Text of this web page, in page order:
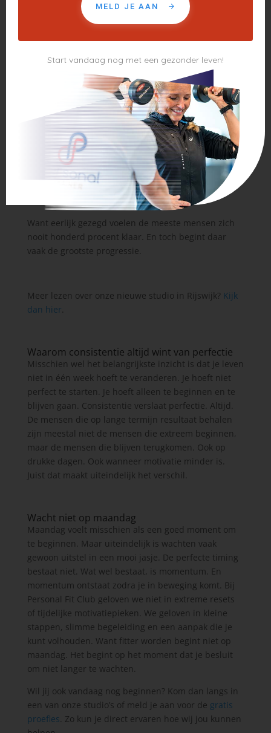
Daardoor verdwijnt een groot deel van de mentale
drempel. Je hoeft niet perfect voorbereid te zijn om
te beginnen. Je hoeft alleen bereid te zijn om die
eerste stap te zetten.
Het echte verschil zit niet in maandag
Mensen denken vaak dat verandering begint op een
specifieke dag. Maar het echte verschil zit niet in
maandag. Het verschil zit in het moment waarop je
besluit om niet langer te wachten.
Niet wachten tot je meer motivatie hebt.
Niet wachten tot je agenda rustiger wordt.
Niet wachten tot je “er klaar voor bent”.
Want eerlijk gezegd voelen de meeste mensen zich
nooit honderd procent klaar. En toch begint daar
vaak de grootste progressie.
Meer lezen over onze nieuwe studio in Rijswijk? Kijk
dan hier.
Waarom consistentie altijd wint van perfectie
Misschien wel het belangrijkste inzicht is dat je leven
niet in één week hoeft te veranderen. Je hoeft niet
perfect te starten. Je hoeft alleen te beginnen en te
blijven gaan. Consistentie verslaat perfectie. Altijd.
De mensen die op lange termijn resultaat behalen
zijn meestal niet de mensen die extreem beginnen,
maar de mensen die blijven terugkomen. Ook op
drukke dagen. Ook wanneer motivatie minder is.
Juist dat maakt uiteindelijk het verschil.
Wacht niet op maandag
Maandag voelt misschien als een goed moment om
te beginnen. Maar uiteindelijk is wachten vaak
gewoon uitstel in een mooi jasje. De perfecte timing
bestaat niet. Wat wel bestaat, is momentum. En
momentum ontstaat zodra je in beweging komt. Bij
Personal Fit Club geloven we niet in extreme resets
of tijdelijke motivatiepieken. We geloven in kleine
stappen, slimme begeleiding en een aanpak die je
kunt volhouden. Want fitter worden begint niet op
maandag. Het begint op het moment dat je besluit
om niet langer te wachten.
Wil jij ook vandaag nog beginnen? Kom dan langs in
een van onze studio’s of meld je aan voor de gratis
proefles. Zo kun je direct ervaren hoe wij jou kunnen
MELD JE AAN
Start vandaag nog met een gezonder leven!